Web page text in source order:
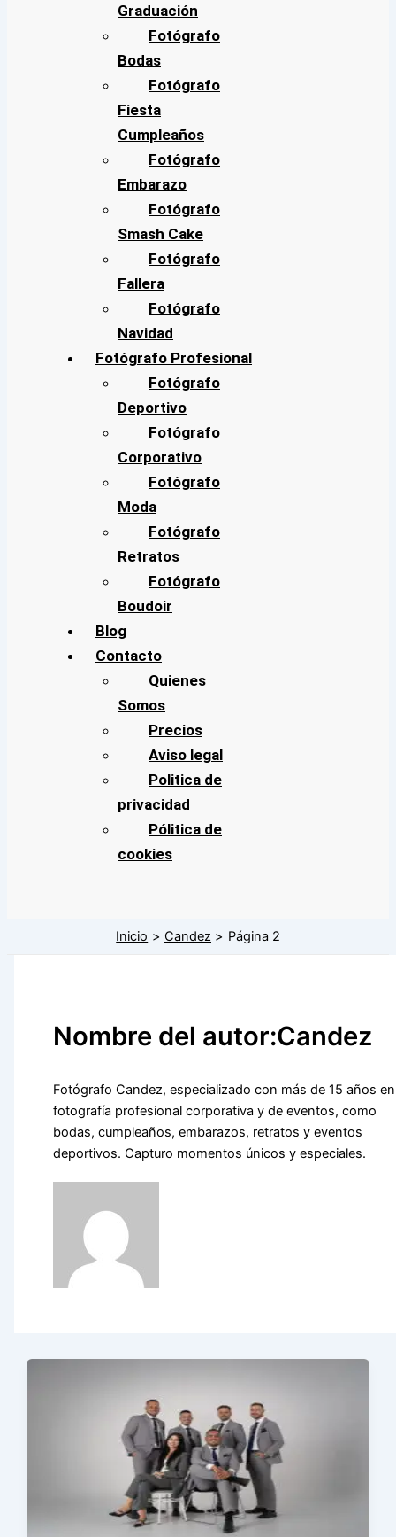
Graduación
Fotógrafo
Bodas
Fotógrafo
Fiesta
Cumpleaños
Fotógrafo
Embarazo
Fotógrafo
Smash Cake
Fotógrafo
Fallera
Fotógrafo
Navidad
Fotógrafo Profesional
Fotógrafo
Deportivo
Fotógrafo
Corporativo
Fotógrafo
Moda
Fotógrafo
Retratos
Fotógrafo
Boudoir
Blog
Contacto
Quienes
Somos
Precios
Aviso legal
Politica de
privacidad
Pólitica de
cookies
Inicio Candez Página 2
Nombre del autor:Candez
Fotógrafo Candez, especializado con más de 15 años en
fotografía profesional corporativa y de eventos, como
bodas, cumpleaños, embarazos, retratos y eventos
deportivos. Capturo momentos únicos y especiales.